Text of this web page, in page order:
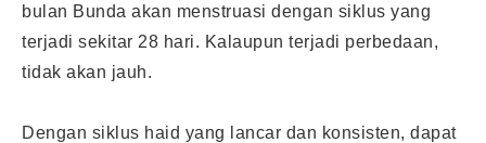
bulan Bunda akan menstruasi dengan siklus yang
terjadi sekitar 28 hari. Kalaupun terjadi perbedaan,
tidak akan jauh.
Dengan siklus haid yang lancar dan konsisten, dapat